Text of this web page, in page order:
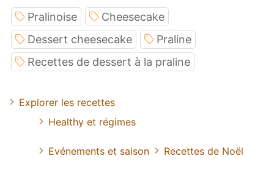
Pralinoise
Cheesecake
Dessert cheesecake
Praline
Recettes de dessert à la praline
Explorer les recettes
Healthy et régimes
Evénements et saison Recettes de Noël